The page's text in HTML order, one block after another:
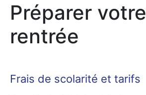
Préparer votre
rentrée
Frais de scolarité et tarifs